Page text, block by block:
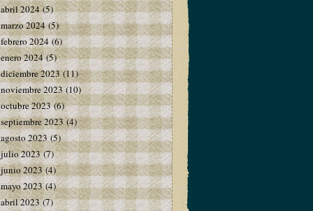
abril 2024(5)
marzo 2024(5)
febrero 2024(6)
enero 2024(5)
diciembre 2023(11)
noviembre 2023(10)
octubre 2023(6)
septiembre 2023(4)
agosto 2023(5)
julio 2023(7)
junio 2023(4)
mayo 2023(4)
abril 2023(7)